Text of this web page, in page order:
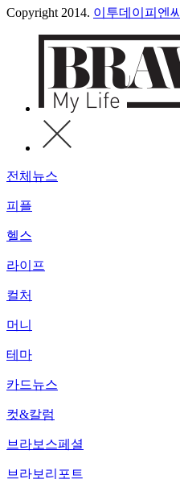
Copyright 2014. 이투데이피엔씨
전체뉴스
피플
헬스
라이프
컬처
머니
테마
카드뉴스
컷&칼럼
브라보스페셜
브라보리포트